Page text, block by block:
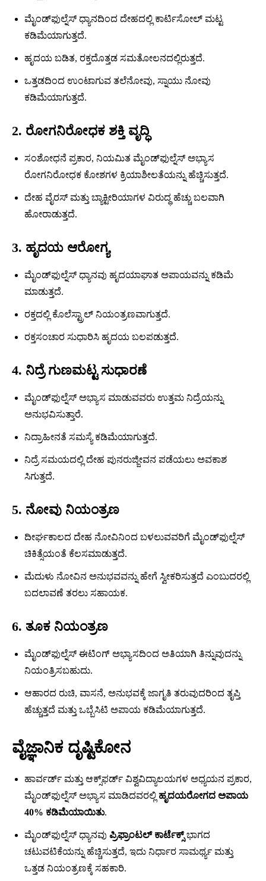
ಮೈಂಡ್‍ಫುಲ್ನೆಸ್ ಧ್ಯಾನದಿಂದ ದೇಹದಲ್ಲಿ ಕಾರ್ಟಿಸೋಲ್ ಮಟ್ಟ
ಕಡಿಮೆಯಾಗುತ್ತದೆ.
ಹೃದಯ ಬಡಿತ, ರಕ್ತದೊತ್ತಡ ಸಮತೋಲನದಲ್ಲಿರುತ್ತದೆ.
ಒತ್ತಡದಿಂದ ಉಂಟಾಗುವ ತಲೆನೋವು, ಸ್ನಾಯು ನೋವು
ಕಡಿಮೆಯಾಗುತ್ತದೆ.
2. ರೋಗನಿರೋಧಕ ಶಕ್ತಿ ವೃದ್ಧಿ
ಸಂಶೋಧನೆ ಪ್ರಕಾರ, ನಿಯಮಿತ ಮೈಂಡ್‍ಫುಲ್ನೆಸ್ ಅಭ್ಯಾಸ
ರೋಗನಿರೋಧಕ ಕೋಶಗಳ ಕ್ರಿಯಾಶೀಲತೆಯನ್ನು ಹೆಚ್ಚಿಸುತ್ತದೆ.
ದೇಹ ವೈರಸ್ ಮತ್ತು ಬ್ಯಾಕ್ಟೀರಿಯಾಗಳ ವಿರುದ್ಧ ಹೆಚ್ಚು ಬಲವಾಗಿ
ಹೋರಾಡುತ್ತದೆ.
3. ಹೃದಯ ಆರೋಗ್ಯ
ಮೈಂಡ್‍ಫುಲ್ನೆಸ್ ಧ್ಯಾನವು ಹೃದಯಾಘಾತ ಅಪಾಯವನ್ನು ಕಡಿಮೆ
ಮಾಡುತ್ತದೆ.
ರಕ್ತದಲ್ಲಿ ಕೊಲೆಸ್ಟ್ರಾಲ್ ನಿಯಂತ್ರಣವಾಗುತ್ತದೆ.
ರಕ್ತಸಂಚಾರ ಸುಧಾರಿಸಿ ಹೃದಯ ಬಲಪಡುತ್ತದೆ.
4. ನಿದ್ರೆ ಗುಣಮಟ್ಟ ಸುಧಾರಣೆ
ಮೈಂಡ್‍ಫುಲ್ನೆಸ್ ಅಭ್ಯಾಸ ಮಾಡುವವರು ಉತ್ತಮ ನಿದ್ರೆಯನ್ನು
ಅನುಭವಿಸುತ್ತಾರೆ.
ನಿದ್ರಾಹೀನತೆ ಸಮಸ್ಯೆ ಕಡಿಮೆಯಾಗುತ್ತದೆ.
ನಿದ್ರೆ ಸಮಯದಲ್ಲಿ ದೇಹ ಪುನರುಜ್ಜೀವನ ಪಡೆಯಲು ಅವಕಾಶ
ಸಿಗುತ್ತದೆ.
5. ನೋವು ನಿಯಂತ್ರಣ
ದೀರ್ಘಕಾಲದ ದೇಹ ನೋವಿನಿಂದ ಬಳಲುವವರಿಗೆ ಮೈಂಡ್‍ಫುಲ್ನೆಸ್
ಚಿಕಿತ್ಸೆಯಂತೆ ಕೆಲಸಮಾಡುತ್ತದೆ.
ಮೆದುಳು ನೋವಿನ ಅನುಭವವನ್ನು ಹೇಗೆ ಸ್ವೀಕರಿಸುತ್ತದೆ ಎಂಬುದರಲ್ಲಿ
ಬದಲಾವಣೆ ತರಲು ಸಹಾಯಕ.
6. ತೂಕ ನಿಯಂತ್ರಣ
ಮೈಂಡ್‍ಫುಲ್ನೆಸ್ ಈಟಿಂಗ್ ಅಭ್ಯಾಸದಿಂದ ಅತಿಯಾಗಿ ತಿನ್ನುವುದನ್ನು
ನಿಯಂತ್ರಿಸಬಹುದು.
ಆಹಾರದ ರುಚಿ, ವಾಸನೆ, ಅನುಭವಕ್ಕೆ ಜಾಗೃತಿ ತರುವುದರಿಂದ ತೃಪ್ತಿ
ಹೆಚ್ಚುತ್ತದೆ ಮತ್ತು ಒಬ್ಬೆಸಿಟಿ ಅಪಾಯ ಕಡಿಮೆಯಾಗುತ್ತದೆ.
ವೈಜ್ಞಾನಿಕ ದೃಷ್ಟಿಕೋನ
ಹಾರ್ವರ್ಡ್ ಮತ್ತು ಆಕ್ಸ್‌ಫರ್ಡ್ ವಿಶ್ವವಿದ್ಯಾಲಯಗಳ ಅಧ್ಯಯನ ಪ್ರಕಾರ,
ಮೈಂಡ್‍ಫುಲ್ನೆಸ್ ಅಭ್ಯಾಸ ಮಾಡಿದವರಲ್ಲಿ ಹೃದಯರೋಗದ ಅಪಾಯ
40% ಕಡಿಮೆಯಾಯಿತು.
ಮೈಂಡ್‍ಫುಲ್ನೆಸ್ ಧ್ಯಾನವು ಪ್ರಿಫ್ರಾಂಟಲ್ ಕಾರ್ಟೆಕ್ಸ್ಭಾಗದ
ಚಟುವಟಿಕೆಯನ್ನು ಹೆಚ್ಚಿಸುತ್ತದೆ, ಇದು ನಿರ್ಧಾರ ಸಾಮರ್ಥ್ಯ ಮತ್ತು
ಒತ್ತಡ ನಿಯಂತ್ರಣಕ್ಕೆ ಸಹಕಾರಿ.